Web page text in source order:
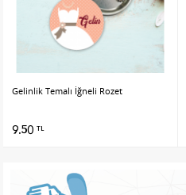
Gelinlik Temalı İğneli Rozet
9.50 TL